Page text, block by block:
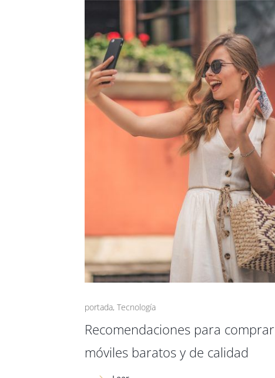
portada,Tecnología
Recomendaciones para comprar
móviles baratos y de calidad